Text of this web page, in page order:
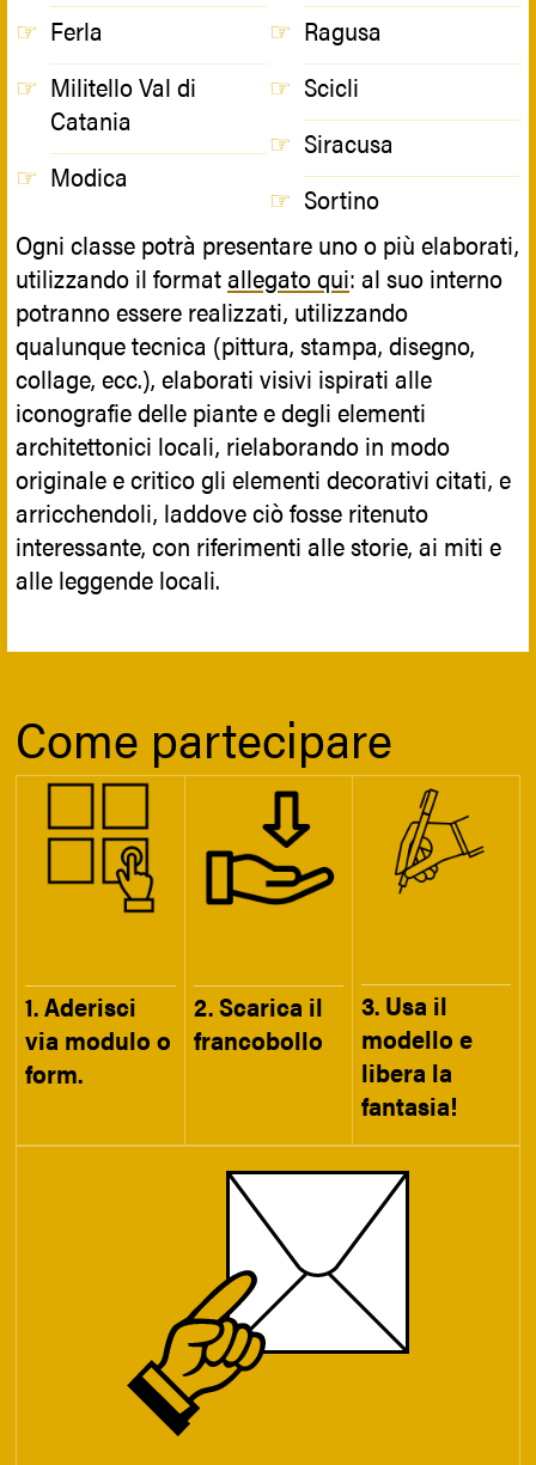
Ferla
Militello Val di
Catania
Modica
Ragusa
Scicli
Siracusa
Sortino
Ogni classe potrà presentare uno o più elaborati,
utilizzando il formatallegato qui: al suo interno
potranno essere realizzati, utilizzando
qualunque tecnica (pittura, stampa, disegno,
collage, ecc.), elaborati visivi ispirati alle
iconografie delle piante e degli elementi
architettonici locali, rielaborando in modo
originale e critico gli elementi decorativi citati, e
arricchendoli, laddove ciò fosse ritenuto
interessante, con riferimenti alle storie, ai miti e
alle leggende locali.
Come partecipare
1. Aderisci
via modulo o
form.
2. Scarica il
francobollo
3. Usa il
modello e
libera la
fantasia!